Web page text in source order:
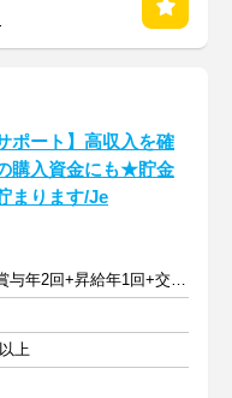
ポート】高収入を確
購入資金にも★貯金
まります/Je
月給28～45.1万円+賞与年2回+昇給年1回+交通費全額
上